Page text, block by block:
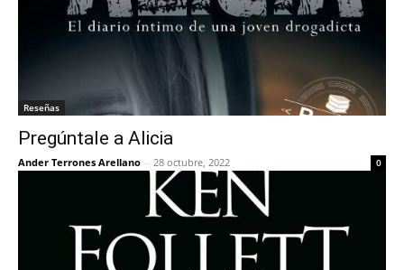
Reseñas
Pregúntale a Alicia
Ander Terrones Arellano - 28 octubre, 2022 0